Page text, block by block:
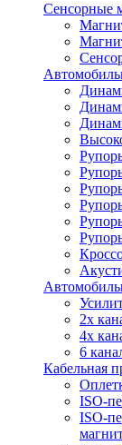
Сенсорные
2х
4х
6
Кабельная
ISO-
ISO-